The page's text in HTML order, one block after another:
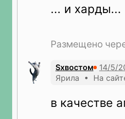
... и харды...
Размещено
Sхвостом
Ярила • На
в качестве